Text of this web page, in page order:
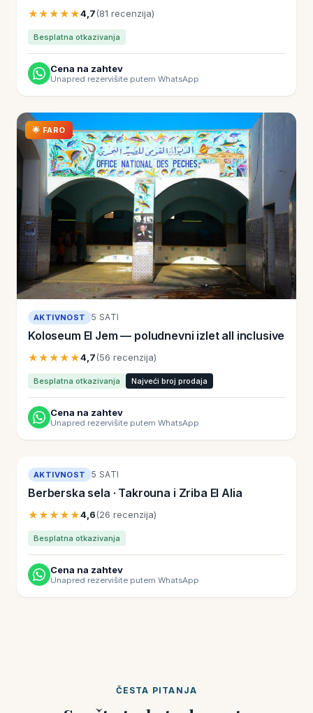
★★★★★4,7(81 recenzija)
Besplatna otkazivanja
Cena na zahtev
Unapred rezervišite putem WhatsApp
🌟 FARO
AKTIVNOST 5 SATI
Koloseum El Jem — poludnevni izlet all inclusive
★★★★★4,7(56 recenzija)
Besplatna otkazivanja Najveći broj prodaja
Cena na zahtev
Unapred rezervišite putem WhatsApp
AKTIVNOST 5 SATI
Berberska sela · Takrouna i Zriba El Alia
★★★★★4,6(26 recenzija)
Besplatna otkazivanja
Cena na zahtev
Unapred rezervišite putem WhatsApp
ČESTA PITANJA